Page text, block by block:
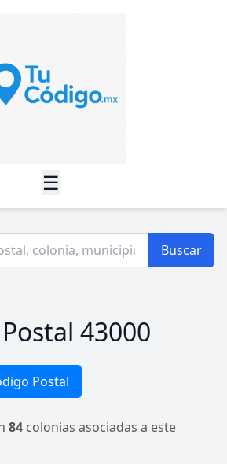
☰
Buscar
43000
Postal
84 colonias asociadas a este